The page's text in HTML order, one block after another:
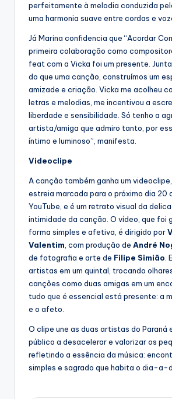
perfeitamente à melodia conduzida
uma harmonia suave entre cordas e
Já Marina confidencia que “Acordar
primeira colaboração como
feat com a Vicka foi um presente.
do que uma canção, construímos um
amizade e criação. Vicka me acolheu
letras e melodias, me incentivou a
liberdade e sensibilidade. Só tenho a
artista/amiga que admiro tanto, por
íntimo e luminoso”, manifesta.
Videoclipe
A canção também ganha um
estreia marcada para o próximo dia 20
YouTube, e é um retrato visual da
intimidade da canção. O vídeo, que foi
forma simples e afetiva, é dirigido por
Valentim , com produção de André
de fotografia e arte de Filipe Simião .
artistas em um quintal, trocando
canções como duas amigas em um
tudo que é essencial está presente: a
e o afeto.
O clipe une as duas artistas do Paraná
público a desacelerar e valorizar os
refletindo a essência da música:
simples e sagrado que habita o dia-a-